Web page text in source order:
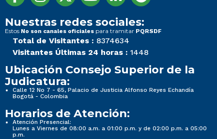
Nuestras redes sociales:
Estos No son canales oficiales para tramitar PQRSDF
Total de Visitantes : 8374634
Visitantes Últimas 24 horas : 1448
Ubicación Consejo Superior de la
Judicatura:
Calle 12 No 7 - 65, Palacio de Justicia Alfonso Reyes Echandía
Bogotá - Colombia
Horarios de Atención:
Atención Presencial:
Lunes a Viernes de 08:00 a.m. a 01:00 p.m. y de 02:00 p.m. a 05:00
p.m.